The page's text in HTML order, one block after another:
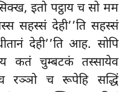
इतो पट्ठाय च सो मम
सहस्सं देही’’ति सहस्सं
देही’’ति आह. सोपि
कतं चुम्बटकं तस्सायेव
रञ्ञो च रूपेहि सद्धिं